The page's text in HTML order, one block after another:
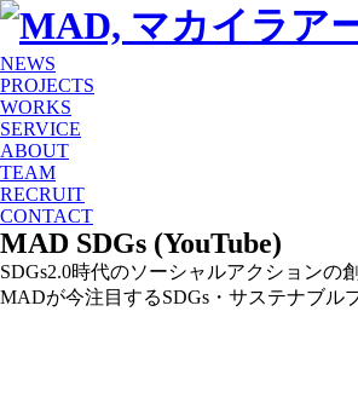
NEWS
PROJECTS
WORKS
SERVICE
ABOUT
TEAM
RECRUIT
CONTACT
MAD SDGs (YouTube)
SDGs2.0時代のソーシャルアクションの
MADが今注⽬するSDGs・サステナブル